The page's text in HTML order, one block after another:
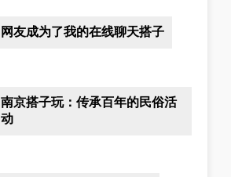
网友成为了我的在线聊天搭子
南京搭子玩：传承百年的民俗活
动